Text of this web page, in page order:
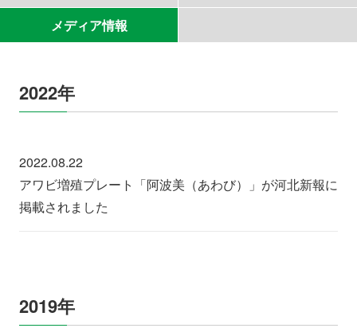
メディア情報
2022年
2022.08.22
アワビ増殖プレート「阿波美（あわび）」が河北新報に
掲載されました
2019年